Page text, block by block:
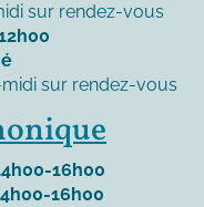
sur rendez-vous
sur rendez-vous
16h00
16h00